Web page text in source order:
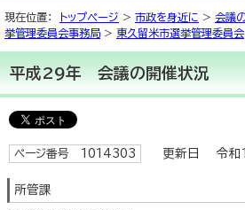
現在位置： トップページ > 市政を身近に > 会議
挙管理委員会事務局 > 東久留米市選挙管理委員会
平成29年 会議の開催状況
ページ番号 1014303 更新日 令和1
所管課